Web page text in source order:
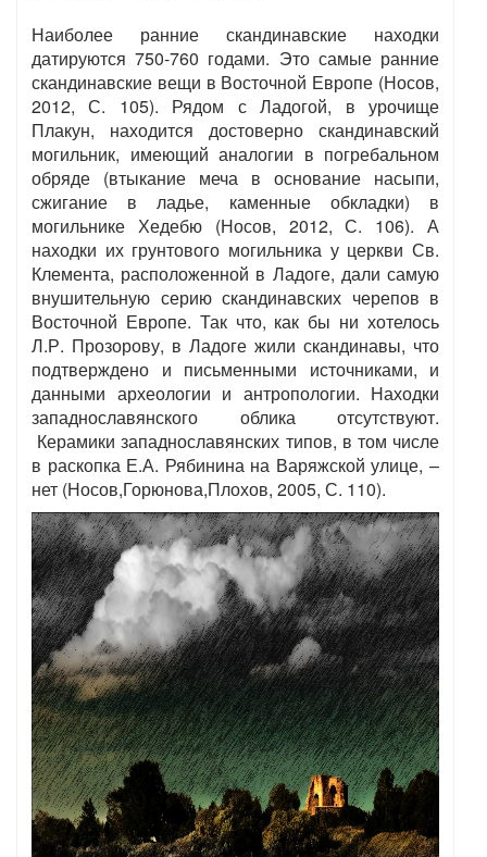
Наиболее ранние скандинавские находки
датируются 750-760 годами. Это самые ранние
скандинавские вещи в Восточной Европе (Носов,
2012, С. 105). Рядом с Ладогой, в урочище
Плакун, находится достоверно скандинавский
могильник, имеющий аналогии в погребальном
обряде (втыкание меча в основание насыпи,
сжигание в ладье, каменные обкладки) в
могильнике Хедебю (Носов, 2012, С. 106). А
находки их грунтового могильника у церкви Св.
Клемента, расположенной в Ладоге, дали самую
внушительную серию скандинавских черепов в
Восточной Европе. Так что, как бы ни хотелось
Л.Р. Прозорову, в Ладоге жили скандинавы, что
подтверждено и письменными источниками, и
данными археологии и антропологии. Находки
западнославянского облика отсутствуют.
Керамики западнославянских типов, в том числе
в раскопка Е.А. Рябинина на Варяжской улице, –
нет (Носов,Горюнова,Плохов, 2005, С. 110).